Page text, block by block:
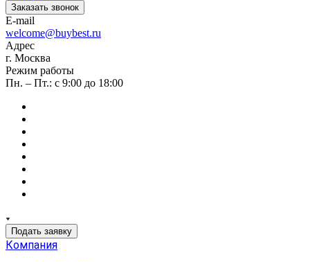
Заказать звонок
E-mail
welcome@buybest.ru
Адрес
г. Москва
Режим работы
Пн. – Пт.: с 9:00 до 18:00
Подать заявку
Компания